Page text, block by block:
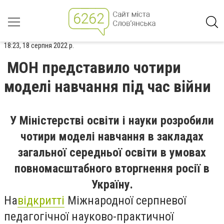
18:23, 18 серпня 2022 р.
МОН представило чотири
моделі навчання під час війни
У Міністерстві освіти і науки розробили
чотири моделі навчання в закладах
загальної середньої освіти в умовах
повномасштабного вторгнення росії в
Україну.
Навідкритті Міжнародної серпневої
педагогічної науково-практичної